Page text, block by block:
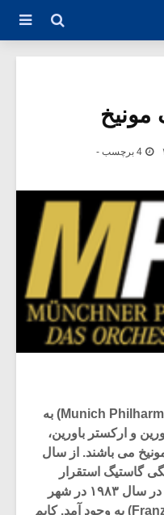
مونیخ
4 برچسب -
ارکستر فیلارمونیک مونیخ (Munich Philharmonic) به
و ارکستر باورین،
می باشند. از سال
گاستیگ استقرار
یافت. ارکستر فیلارمونیک مونیخ در سال ۱۹۸۳ در شهر
مونیخ توسط فرانز کایم (Franz Kaim) به وجود آمد. کایم